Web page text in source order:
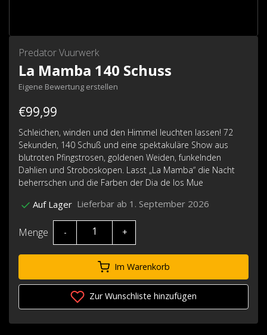
Predator Vuurwerk
La Mamba 140 Schuss
Eigene Bewertung erstellen
€99,99
Schleichen, winden und den Himmel leuchten lassen! 72
Sekunden, 140 Schuß und eine spektakuläre Show aus
blutroten Pfingstrosen, goldenen Weiden, funkelnden
Dahlien und Stroboskopen. Lasst „La Mamba“ die Nacht
beherrschen und die Farben der Dia de los Mue
Auf Lager Lieferbar ab 1. September 2026
Menge - +
Im Warenkorb
Zur Wunschliste hinzufügen